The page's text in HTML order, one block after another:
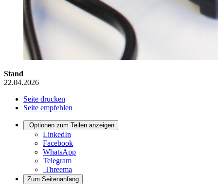
Stand
22.04.2026
Seite drucken
Seite empfehlen
Optionen zum Teilen anzeigen
LinkedIn
Facebook
WhatsApp
Telegram
Threema
Zum Seitenanfang